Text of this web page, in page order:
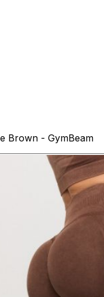
Brown - GymBeam